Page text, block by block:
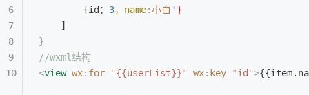
		{
id： 3，name:小白 ' }
	]
}
//wxml结构
<view wx: for="{{userList}}" wx: key="id ">